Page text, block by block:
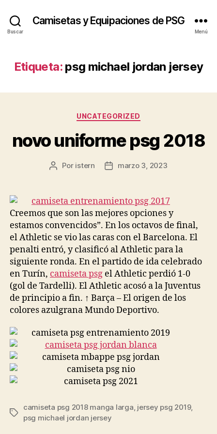
Buscar
Camisetas y Equipaciones de PSG
Menú
Etiqueta: psg michael jordan jersey
Categorías
UNCATEGORIZED
novo uniforme psg 2018
Autor
entrada
Por istern
Fecha
entrada
marzo 3, 2023
Creemos que son las mejores opciones y
estamos convencidos”. En los octavos de final,
el Athletic se vio las caras con el Barcelona. El
penalti entró, y clasificó al Athletic para la
siguiente ronda. En el partido de ida celebrado
en Turín, camiseta psg el Athletic perdió 1-0
(gol de Tardelli). El Athletic acosó a la Juventus
de principio a fin. ↑ Barça – El origen de los
colores azulgrana Mundo Deportivo.
Etiquetas
camiseta psg 2018 manga larga, jersey psg 2019,
psg michael jordan jersey